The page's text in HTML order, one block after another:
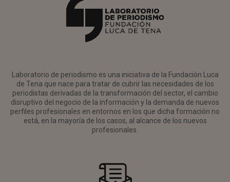
Laboratorio de periodismo es una iniciativa de la Fundación Luca
de Tena que nace para tratar de cubrir las necesidades de los
periodistas derivadas de la transformación del sector, el cambio
disruptivo del negocio de la información y la demanda de nuevos
perfiles profesionales en entornos en los que dicha formación no
está, en la mayoría de los casos, al alcance de los nuevos
profesionales.